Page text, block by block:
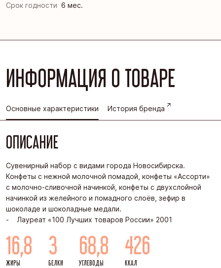
Срок годности 6 мес.
ИНФОРМАЦИЯ О ТОВАРЕ
Основные характеристики История бренда
ОПИСАНИЕ
Сувенирный набор с видами города Новосибирска.
Конфеты с нежной молочной помадой, конфеты «Ассорти»
с молочно-сливочной начинкой, конфеты с двухслойной
начинкой из желейного и помадного слоёв, зефир в
шоколаде и шоколадные медали.
- Лауреат «100 Лучших товаров России» 2001
16,8
ЖИРЫ
3
БЕЛКИ
68,8
УГЛЕВОДЫ
426
ККАЛ